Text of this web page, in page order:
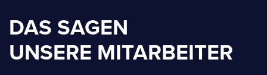
DAS SAGEN
UNSERE MITARBEITER